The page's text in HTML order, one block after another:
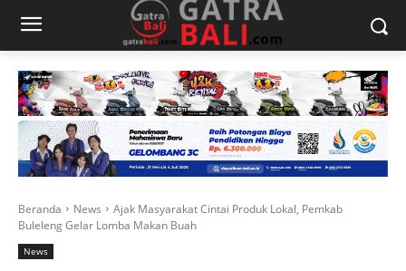
Beranda News
Ajak Masyarakat Cintai Produk Lokal, Pemkab
Buleleng Gelar Lomba Makan Buah
News